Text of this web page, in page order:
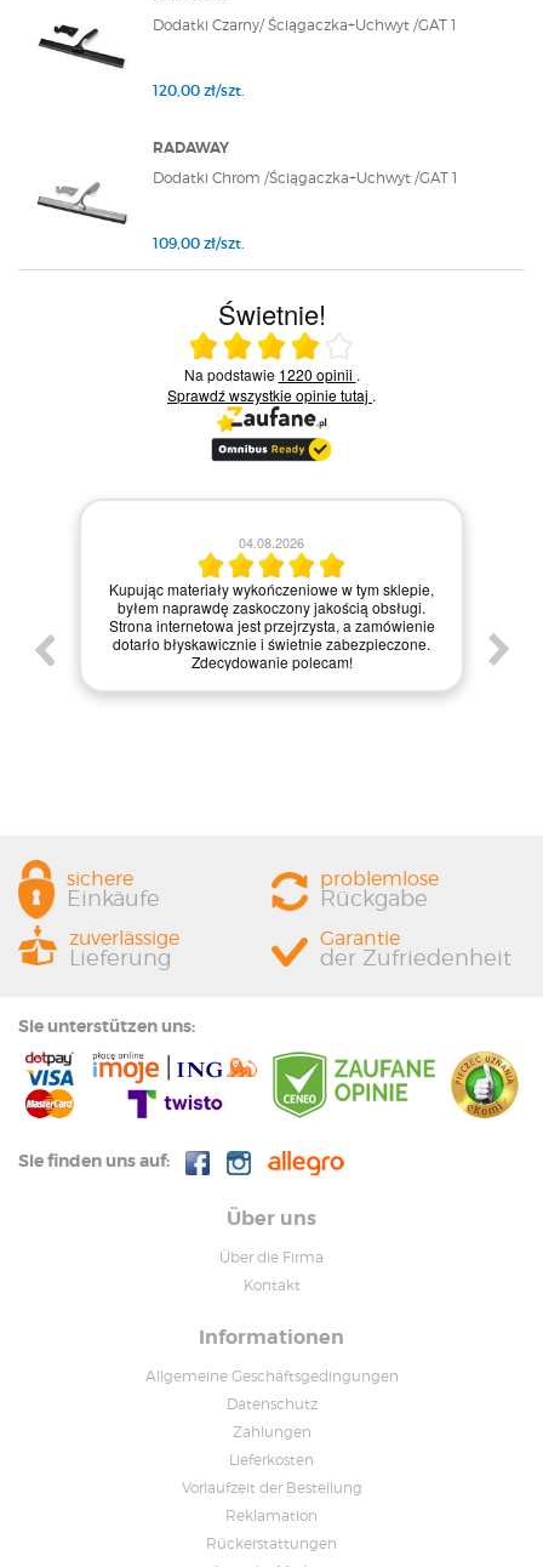
Dodatki Czarny/ Ściągaczka+Uchwyt /GAT 1
120,00 zł/szt.
RADAWAY
Dodatki Chrom /Ściągaczka+Uchwyt /GAT 1
109,00 zł/szt.
Świetnie!
Ocena średnia 4 na 5
Na podstawie 1220 opinii .
Sprawdź wszystkie opinietutaj .
materiały wykończeniowe w tym sklepie,
naprawdę zaskoczony jakością obsługi.
internetowa jest przejrzysta, a zamówienie
błyskawicznie i świetnie zabezpieczone.
Zdecydowanie polecam!
Zamówienie
materiały dotarły w
internetowa jest bardzo
zakupy, a dodatkowo
zapakowana.
każdemu, kto szuka
sichere
Einkäufe
problemlose
Rückgabe
zuverlässige
Lieferung
Garantie
der Zufriedenheit
Sie unterstützen uns:
Sie finden uns auf:
Über uns
Über die Firma
Kontakt
Informationen
Allgemeine Geschäftsgedingungen
Datenschutz
Zahlungen
Lieferkosten
Vorlaufzeit der Bestellung
Reklamation
Rückerstattungen